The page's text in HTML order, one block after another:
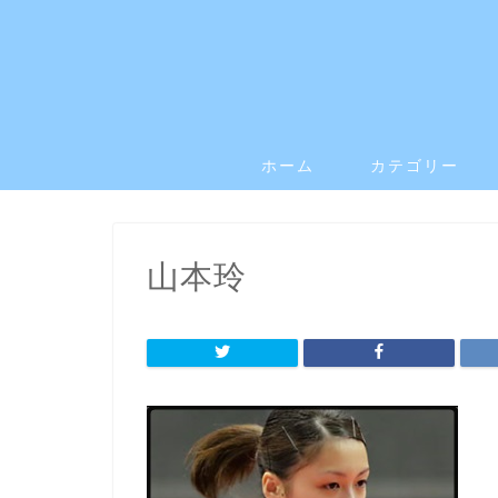
ホーム カテゴリー
山本玲